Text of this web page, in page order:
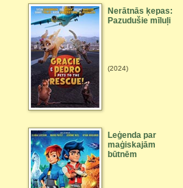
Nerātnās ķepas:
Pazudušie mīluļi
(2024)
Leģenda par
maģiskajām
būtnēm